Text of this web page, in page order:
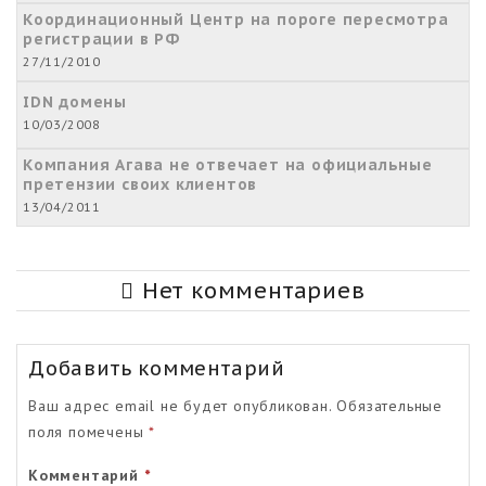
Координационный Центр на пороге пересмотра
регистрации в РФ
27/11/2010
IDN домены
10/03/2008
Компания Агава не отвечает на официальные
претензии своих клиентов
13/04/2011
Нет комментариев
Добавить комментарий
Ваш адрес email не будет опубликован. Обязательные
поля помечены*
Комментарий *